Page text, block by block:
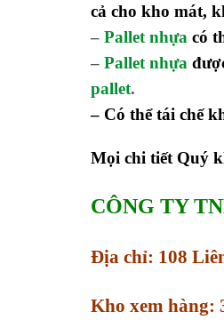
cả cho kho mát,
– Pallet nhựa có
– Pallet nhựa
pallet.
– Có thể tái chế
Mọi chi tiết Quý
CÔNG TY
Địa chỉ: 108
Kho xem hàng: